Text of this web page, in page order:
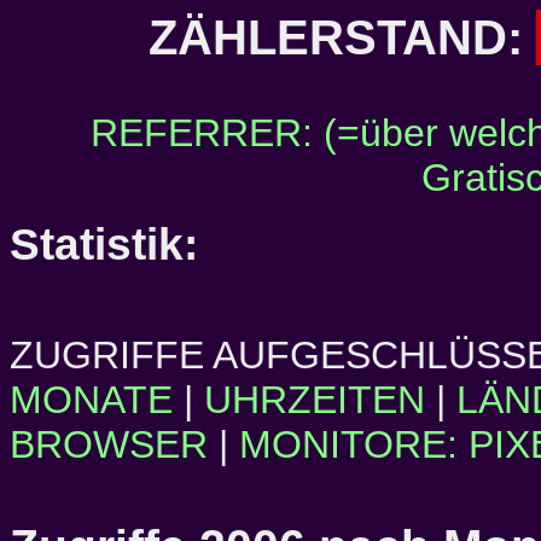
ZÄHLERSTAND:
REFERRER: (=über
Statistik:
ZUGRIFFE
MONATE | UHRZEITEN |
BROWSER | MONITORE: